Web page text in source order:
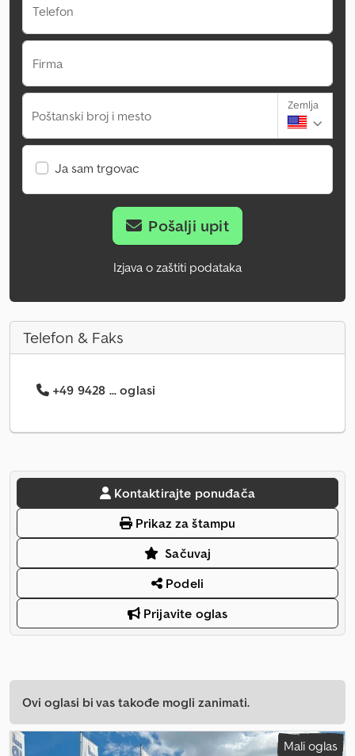
Telefon
Firma
Poštanski broj i mesto
Zemlja
Ja sam trgovac
Pošalji upit
Izjava o zaštiti podataka
Telefon & Faks
+49 9428 ... oglasi
Kontaktirajte ponuđača
Prikaz za štampu
Sačuvaj
Podeli
Prijavite oglas
Ovi oglasi bi vas takođe mogli zanimati.
Mali oglas